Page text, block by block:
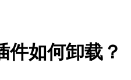
件如何卸载？